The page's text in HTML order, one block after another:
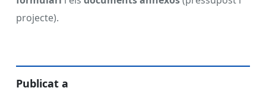
projecte).
Publicat a